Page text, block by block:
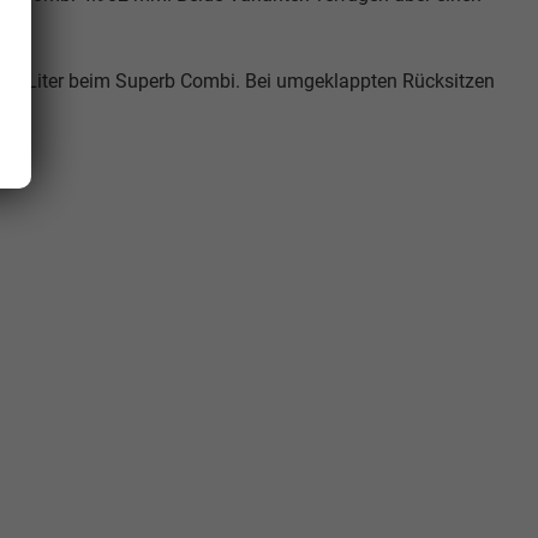
Liter beim Superb Combi. Bei umgeklappten Rücksitzen